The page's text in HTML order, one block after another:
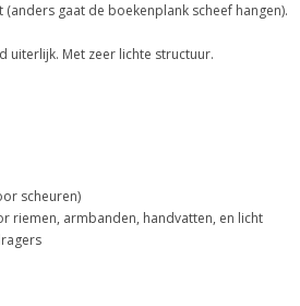
gaat de boekenplank scheef hangen).
uiterlijk. Met zeer lichte structuur.
scheuren)
riemen, armbanden, handvatten, en licht